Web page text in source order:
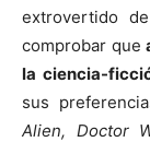
extrovertido
comprobar que
la ciencia-
sus
Alien, Doctor